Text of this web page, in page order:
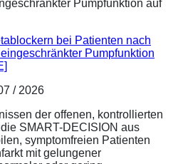
bei Patienten nach
Pumpfunktion
/ 2026
der offenen, kontrollierten
SMART-DECISION aus
symptomfreien Patienten
mit gelungener